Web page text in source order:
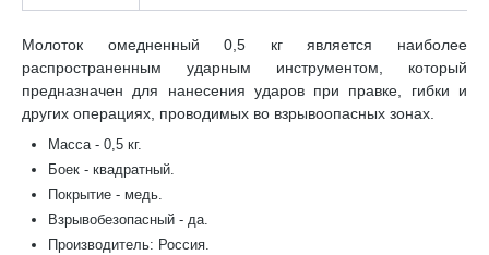
Молоток омедненный 0,5 кг является наиболее
распространенным ударным инструментом, который
предназначен для нанесения ударов при правке, гибки и
других операциях, проводимых во взрывоопасных зонах.
Масса - 0,5 кг.
Боек - квадратный.
Покрытие - медь.
Взрывобезопасный - да.
Производитель: Россия.